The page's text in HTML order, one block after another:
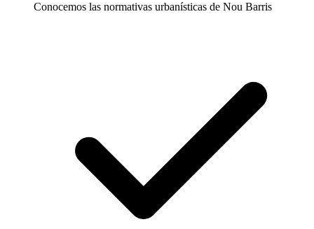
Conocemos las normativas urbanísticas de Nou Barris